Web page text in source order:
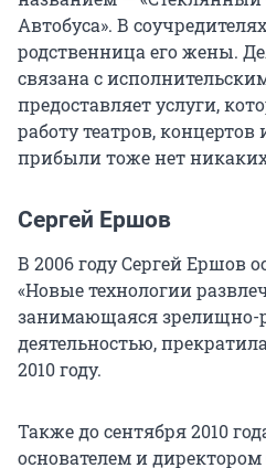
Автобуса». В
родственница его жены.
связана с
предоставляет услуги,
работу театров,
прибыли тоже нет
Сергей Ершов
В 2006 году Сергей Ершов
«Новые технологии
занимающаяся зрелищно-
деятельностью,
2010 году.
Также до сентября 2010
основателем и